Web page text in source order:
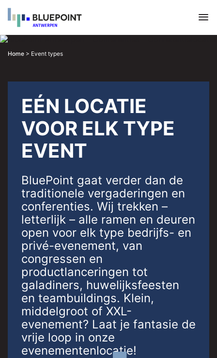
Home > Event types
EÉN LOCATIE
VOOR ELK TYPE
EVENT
BluePoint gaat verder dan de
traditionele vergaderingen en
conferenties. Wij trekken –
letterlijk – alle ramen en deuren
open voor elk type bedrijfs- en
privé-evenement, van
congressen en
productlanceringen tot
galadiners, huwelijksfeesten
en teambuildings. Klein,
middelgroot of XXL-
evenement? Laat je fantasie de
vrije loop in onze
evenementenlocatie!